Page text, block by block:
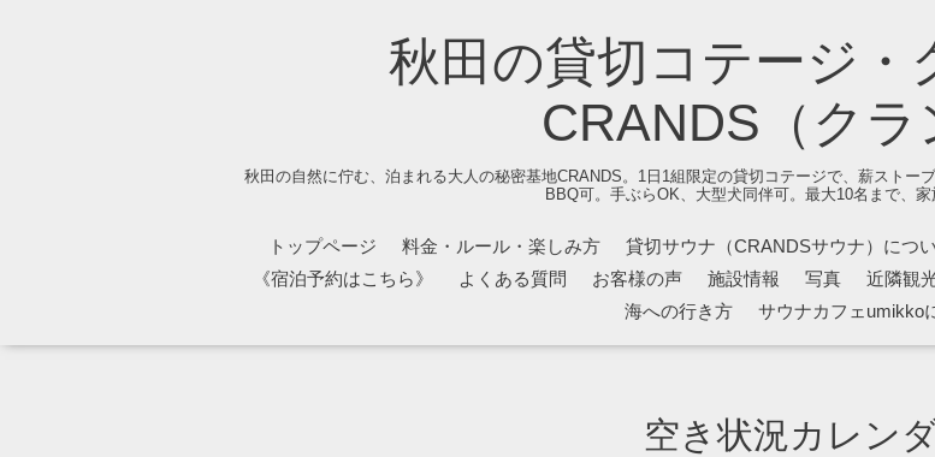
秋田の貸切コテージ・
CRANDS（クラ
秋田の自然に佇む、泊まれる大人の秘密基地CRANDS。1日1組限定の貸切コテージで、薪ストー
BBQ可。手ぶらOK、大型犬同伴可。最大10名まで、家
トップページ 料金・ルール・楽しみ方 貸切サウナ（CRANDSサウナ）につ
《宿泊予約はこちら》
よくある質問 お客様の声 施設情報 写真 近隣観
海への行き方
サウナカフェumikko
空き状況カレン